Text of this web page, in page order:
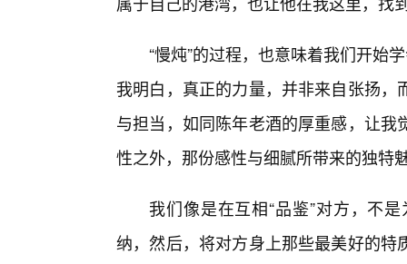
“慢炖”的过程，也意味着我们开始
我明白，真正的力量，并非来自张扬
与担当，如同陈年老酒的厚重感，让
性之外，那份感性与细腻所带来的独特
我们像是在互相“品鉴”对方，不
纳，然后，将对方身上那些最美好的